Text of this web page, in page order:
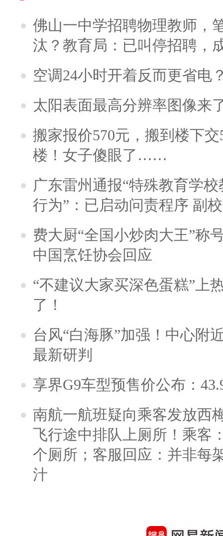
佛山一中学招聘物理教师，
汰？教育局：已叫停招聘，
空调24小时开着反而更省电
太阳表面最高分辨率图像来
搬家报价570元，搬到楼下
楼！女子傻眼了……
广东雷州通报“特殊教育学
行为”：已启动问责程序 副
费大厨“全国小炒肉大王”称
中国烹饪协会回应
“不建议大家买深色蛋糕”上
了！
台风“白海豚”加强！中心附
最新研判
享界G9车型预售价公布：
南航一航班疑向乘客发放西
飞行途中排队上厕所！乘客
个厕所；客服回应：并非每
汁